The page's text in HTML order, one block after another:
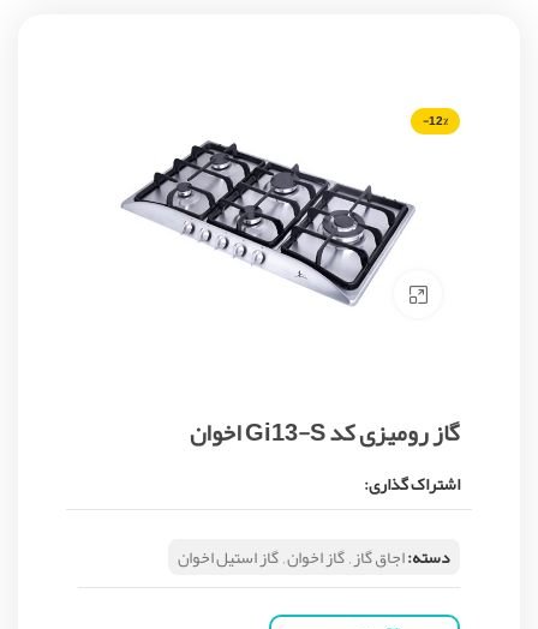
-12%
Click to enlarge
گاز رومیزی کد Gi13-S اخوان
اشتراک گذاری:
دسته:اجاق گاز,گاز اخوان,گاز استیل اخوان